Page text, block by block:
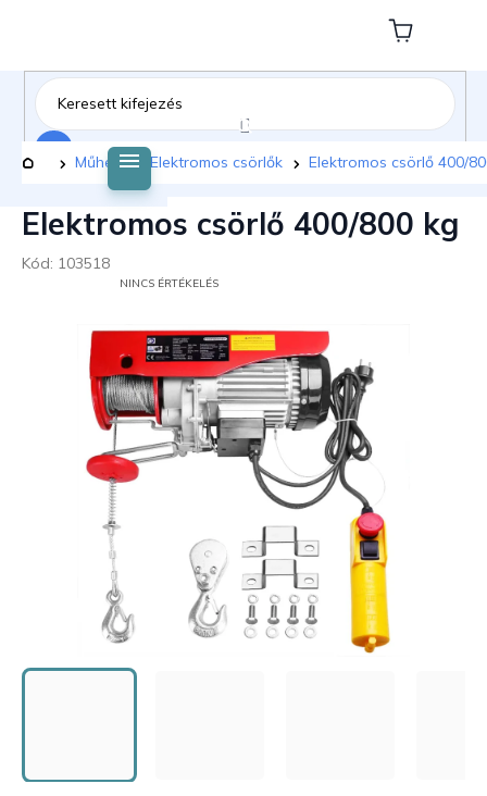
tartalomhoz
Kosár
Kezdőlap
Műhely Elektromos csörlők Elektromos csörlő 400/
Elektromos csörlő 400/800 kg
Kód: 103518
ÉRTÉKELÉSE
CSILLAG.
NINCS ÉRTÉKELÉS